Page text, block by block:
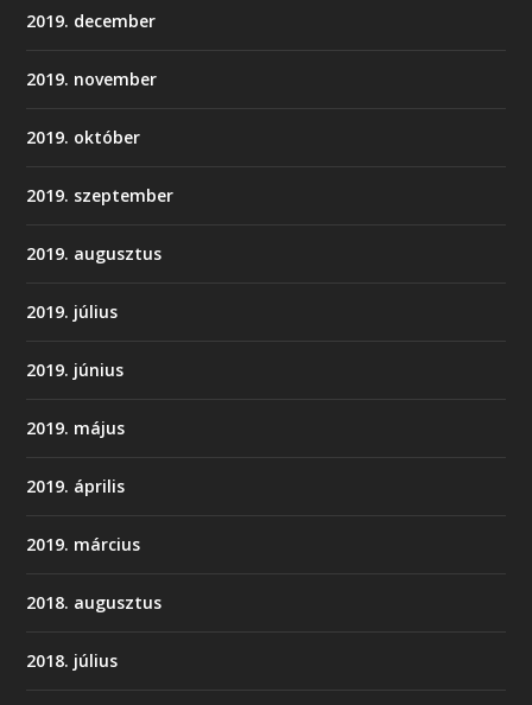
2019. december
2019. november
2019. október
2019. szeptember
2019. augusztus
2019. július
2019. június
2019. május
2019. április
2019. március
2018. augusztus
2018. július